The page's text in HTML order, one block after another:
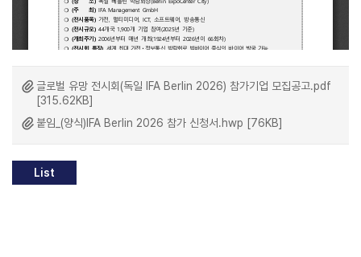
글로벌 유망 전시회(독일 IFA Berlin 2026) 참가기업 모집공고.pdf
[315.62KB]
붙임_(양식)IFA Berlin 2026 참가 신청서.hwp [76KB]
List